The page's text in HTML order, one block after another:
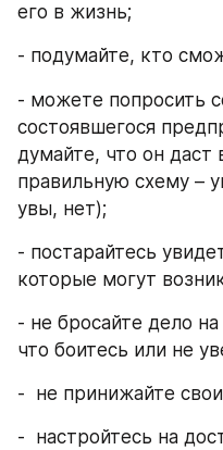
его в жизнь;
- подумайте, кто
- можете попросить
состоявшегося
думайте, что он даст
правильную схему –
увы, нет);
- постарайтесь
которые могут
- не бросайте дело
что боитесь или не
-  не принижайте
-  настройтесь на